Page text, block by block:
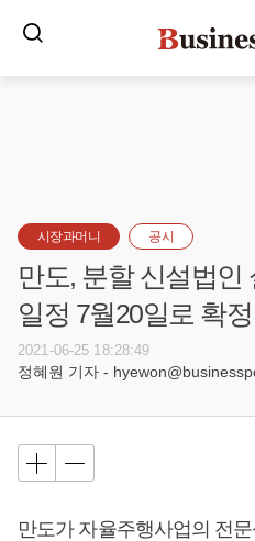
시장과머니 공시
만도, 분할 신설법인
일정 7월20일로 확정
2021-06-25 18:28:49
정혜원 기자 -
만도가 자율주행사업의 전